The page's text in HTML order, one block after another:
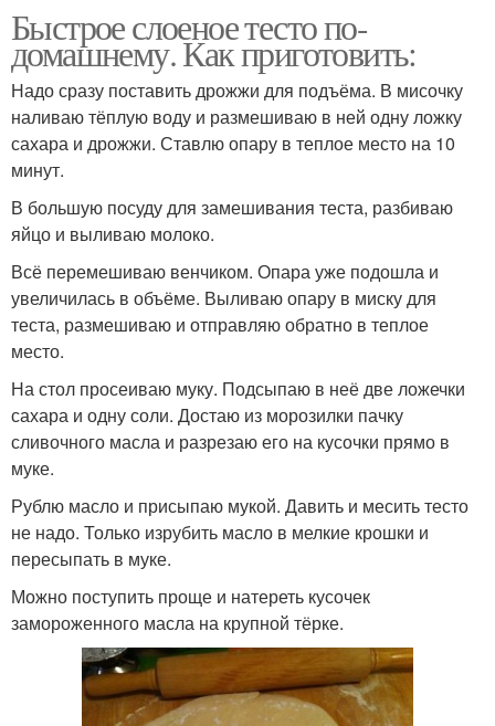
Быстрое слоеное тесто по-
домашнему. Как приготовить:
Надо сразу поставить дрожжи для подъёма. В мисочку
наливаю тёплую воду и размешиваю в ней одну ложку
сахара и дрожжи. Ставлю опару в теплое место на 10
минут.
В большую посуду для замешивания теста, разбиваю
яйцо и выливаю молоко.
Всё перемешиваю венчиком. Опара уже подошла и
увеличилась в объёме. Выливаю опару в миску для
теста, размешиваю и отправляю обратно в теплое
место.
На стол просеиваю муку. Подсыпаю в неё две ложечки
сахара и одну соли. Достаю из морозилки пачку
сливочного масла и разрезаю его на кусочки прямо в
муке.
Рублю масло и присыпаю мукой. Давить и месить тесто
не надо. Только изрубить масло в мелкие крошки и
пересыпать в муке.
Можно поступить проще и натереть кусочек
замороженного масла на крупной тёрке.